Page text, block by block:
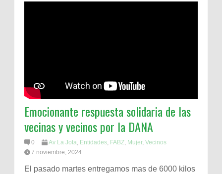
Emocionante respuesta solidaria de las
vecinas y vecinos por la DANA
0 Av La Jota Entidades FABZ Mujer, Vecinos
7 noviembre, 2024
El pasado martes entregamos mas de 6000 kilos